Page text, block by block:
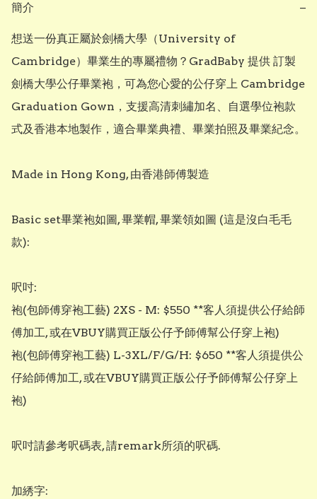
簡介 −
想送一份真正屬於劍橋大學（University of
Cambridge）畢業生的專屬禮物？GradBaby 提供 訂製
劍橋大學公仔畢業袍，可為您心愛的公仔穿上 Cambridge
Graduation Gown，支援高清刺繡加名、自選學位袍款
式及香港本地製作，適合畢業典禮、畢業拍照及畢業紀念。
Made in Hong Kong, 由香港師傅製造
Basic set畢業袍如圖, 畢業帽, 畢業領如圖 (這是沒白毛毛
款):
呎吋:
袍(包師傅穿袍工藝) 2XS - M: $550 **客人須提供公仔給師
傅加工, 或在VBUY購買正版公仔予師傅幫公仔穿上袍)
袍(包師傅穿袍工藝) L-3XL/F/G/H: $650 **客人須提供公
仔給師傅加工, 或在VBUY購買正版公仔予師傅幫公仔穿上
袍)
呎吋請參考呎碼表, 請remark所須的呎碼.
加綉字: